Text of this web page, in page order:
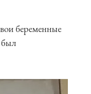
беременные